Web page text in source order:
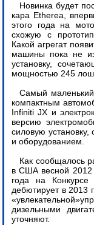
Новинка будет
кара Etherea,
этого года на
схожую с
Какой агрегат
машины пока не
установку,
мощностью 245
Самый
компактным
Infiniti JX и
версию
силовую
и оборудованием.
Как сообщалось
в США весной 2012
года на Конкурсе
дебютирует в 2013
дизельными
уточняют.